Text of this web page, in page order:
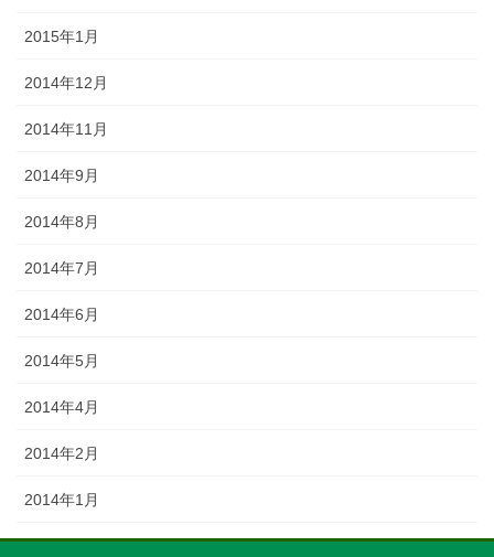
2015年1月
2014年12月
2014年11月
2014年9月
2014年8月
2014年7月
2014年6月
2014年5月
2014年4月
2014年2月
2014年1月